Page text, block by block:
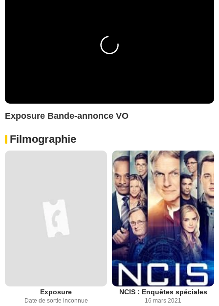
Exposure Bande-annonce VO
Filmographie
Exposure
Date de sortie inconnue
NCIS : Enquêtes spéciales
16 mars 2021